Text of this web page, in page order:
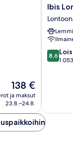
Hinta
138 €
138 €
ja maksut
23.8.–24.8.
Ibis
London
Lontoon
keskusta
Ibis
8.6
kautta
8,6
1